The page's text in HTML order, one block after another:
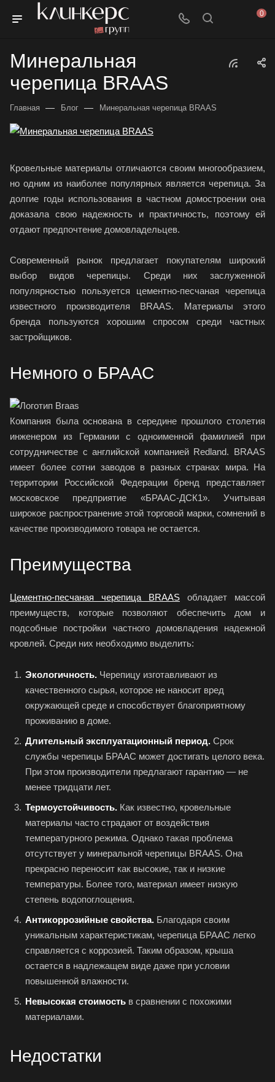
0
Минеральная
черепица BRAAS
Главная — Блог — Минеральная черепица BRAAS
Кровельные материалы отличаются своим многообразием,
но одним из наиболее популярных является черепица. За
долгие годы использования в частном домостроении она
доказала свою надежность и практичность, поэтому ей
отдают предпочтение домовладельцев.
Современный рынок предлагает покупателям широкий
выбор видов черепицы. Среди них заслуженной
популярностью пользуется цементно-песчаная черепица
известного производителя BRAAS. Материалы этого
бренда пользуются хорошим спросом среди частных
застройщиков.
Немного о БРААС
Компания была основана в середине прошлого столетия
инженером из Германии с одноименной фамилией при
сотрудничестве с английской компанией Redland. BRAAS
имеет более сотни заводов в разных странах мира. На
территории Российской Федерации бренд представляет
московское предприятие «БРААС-ДСК1». Учитывая
широкое распространение этой торговой марки, сомнений в
качестве производимого товара не остается.
Преимущества
Цементно-песчаная черепица BRAAS обладает массой
преимуществ, которые позволяют обеспечить дом и
подсобные постройки частного домовладения надежной
кровлей. Среди них необходимо выделить:
Экологичность. Черепицу изготавливают из
качественного сырья, которое не наносит вред
окружающей среде и способствует благоприятному
проживанию в доме.
Длительный эксплуатационный период. Срок
службы черепицы БРААС может достигать целого века.
При этом производители предлагают гарантию — не
менее тридцати лет.
Термоустойчивость. Как известно, кровельные
материалы часто страдают от воздействия
температурного режима. Однако такая проблема
отсутствует у минеральной черепицы BRAAS. Она
прекрасно переносит как высокие, так и низкие
температуры. Более того, материал имеет низкую
степень водопоглощения.
Антикоррозийные свойства. Благодаря своим
уникальным характеристикам, черепица БРААС легко
справляется с коррозией. Таким образом, крыша
остается в надлежащем виде даже при условии
повышенной влажности.
Невысокая стоимость в сравнении с похожими
материалами.
Недостатки